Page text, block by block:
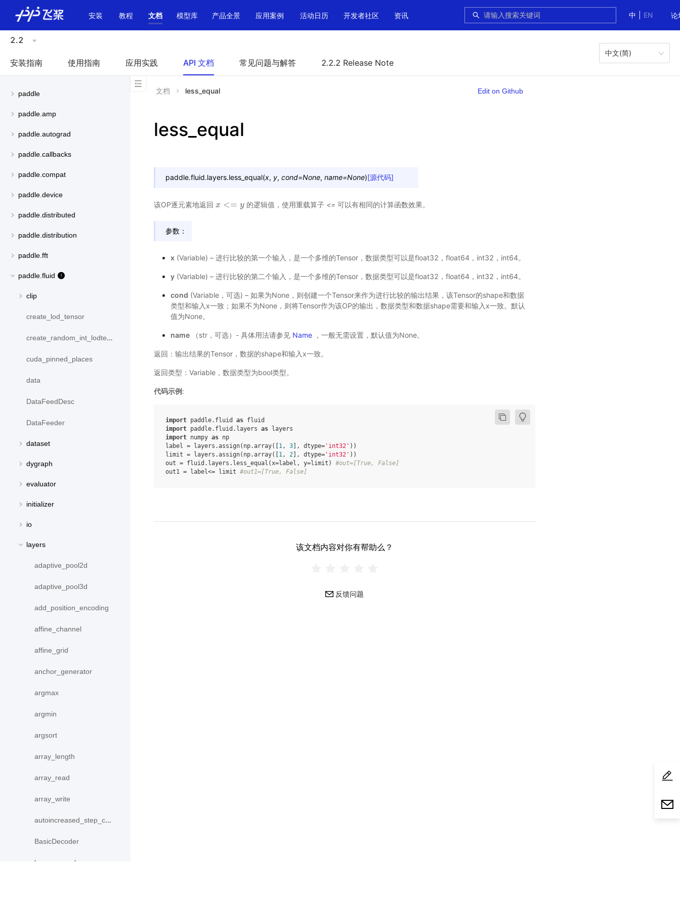
中
EN 论
安装 教程 文档 模型库 产品全景 应用案例 活动日历 开发者社区 资讯
2.2
安装指南 使用指南 应用实践 API 文档 常见问题与解答 2.2.2 Release Note
中文(简)
paddle
paddle.amp
paddle.autograd
paddle.callbacks
paddle.compat
paddle.device
paddle.distributed
paddle.distribution
paddle.fft
paddle.fluid
clip
create_lod_tensor
create_random_int_lodtensor
cuda_pinned_places
data
DataFeedDesc
DataFeeder
dataset
dygraph
evaluator
initializer
io
layers
adaptive_pool2d
adaptive_pool3d
add_position_encoding
affine_channel
affine_grid
anchor_generator
argmax
argmin
argsort
array_length
array_read
array_write
autoincreased_step_counter
BasicDecoder
beam_search
文档 less_equal Edit on Github
less_equal
paddle.fluid.layers.less_equal(x, y, cond=None, name=None)[源代码]
该OP逐元素地返回 x <= y
x<=y 的逻辑值，使用重载算子 <= 可以有相同的计算函数效果。
参数：
x (Variable) – 进行比较的第一个输入，是一个多维的Tensor，数据类型可以是float32，float64，int32，int64。
y(Variable) – 进行比较的第二个输入，是一个多维的Tensor，数据类型可以是float32，float64，int32，int64。
cond (Variable，可选) – 如果为None，则创建一个Tensor来作为进行比较的输出结果，该Tensor的shape和数据
类型和输入x一致；如果不为None，则将Tensor作为该OP的输出，数据类型和数据shape需要和输入x一致。默认
值为None。
name（str，可选）- 具体用法请参见 Name，一般无需设置，默认值为None。
返回：输出结果的Tensor，数据的shape和输入x一致。
返回类型：Variable，数据类型为bool类型。
代码示例:
import paddle.fluid as fluid
import paddle.fluid.layers as
layers
import numpy as np
label = layers .assign( np.array([ 1, 3 ], dtype= 'int32' ))
limit = layers .assign( np.array([ 1, 2 ], dtype= 'int32' ))
out = fluid . layers . less_equal (x=label , y=limit )
#out=[True, False]
out1 = label<= limit #out1=[True, False]
该文档内容对你有帮助么？
反馈问题